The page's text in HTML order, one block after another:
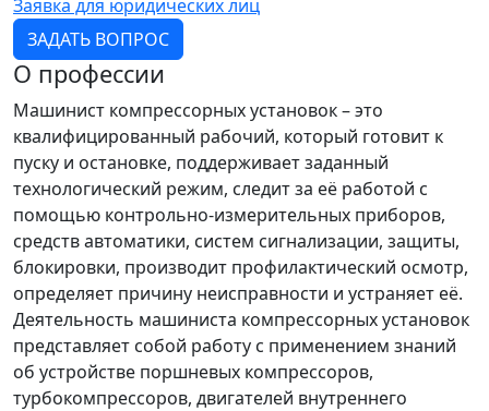
Заявка для юридических лиц
ЗАДАТЬ ВОПРОС
О профессии
Машинист компрессорных установок – это
квалифицированный рабочий, который готовит к
пуску и остановке, поддерживает заданный
технологический режим, следит за её работой с
помощью контрольно-измерительных приборов,
средств автоматики, систем сигнализации, защиты,
блокировки, производит профилактический осмотр,
определяет причину неисправности и устраняет её.
Деятельность машиниста компрессорных установок
представляет собой работу с применением знаний
об устройстве поршневых компрессоров,
турбокомпрессоров, двигателей внутреннего